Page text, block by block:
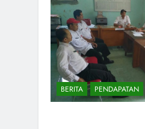
BERITA PENDAPATAN